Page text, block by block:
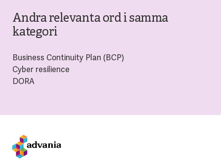
Andra relevanta ord i samma
kategori
Business Continuity Plan (BCP)
Cyber resilience
DORA